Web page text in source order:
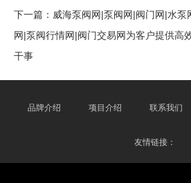
下一篇： 威海泵阀网|泵阀网|阀门网|水
网|泵阀行情网|阀门交易网为客户提供高
干事
品牌介绍 项目介绍 联系我们
友情链接：